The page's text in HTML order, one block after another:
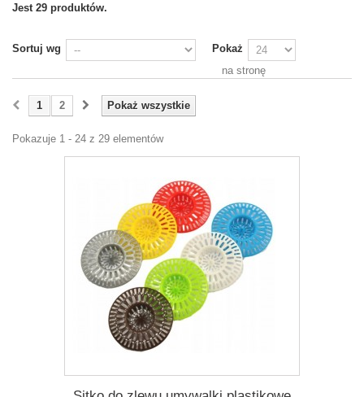
Jest 29 produktów.
Sortuj wg
Pokaż
na stronę
Pokaż wszystkie
1 2
Pokazuje 1 - 24 z 29 elementów